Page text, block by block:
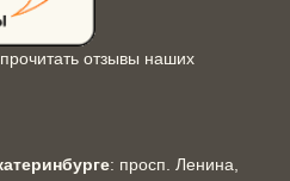
отзывы наших
: просп. Ленина,